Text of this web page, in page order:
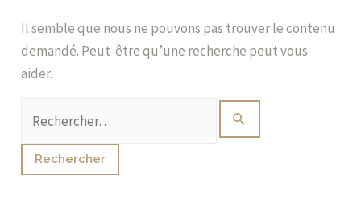
Il semble que nous ne pouvons pas trouver le contenu
demandé. Peut-être qu’une recherche peut vous
aider.